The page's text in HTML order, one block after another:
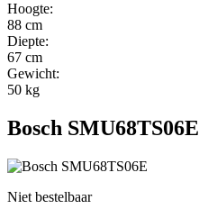
Hoogte:
88 cm
Diepte:
67 cm
Gewicht:
50 kg
Bosch SMU68TS06E
Niet bestelbaar